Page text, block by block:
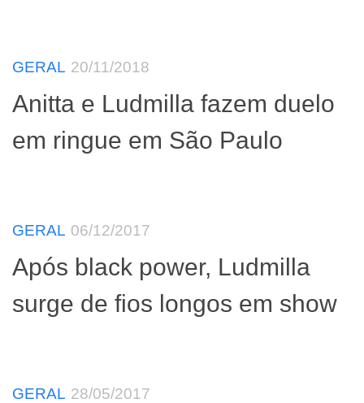
GERAL 20/11/2018
Anitta e Ludmilla fazem duelo
em ringue em São Paulo
GERAL 06/12/2017
Após black power, Ludmilla
surge de fios longos em show
GERAL 28/05/2017